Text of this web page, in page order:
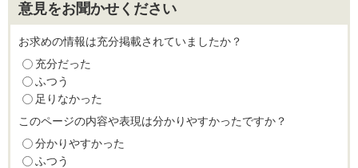
意見をお聞かせください
お求めの情報は充分掲載されていましたか？
充分だった
ふつう
足りなかった
このページの内容や表現は分かりやすかったですか？
分かりやすかった
ふつう